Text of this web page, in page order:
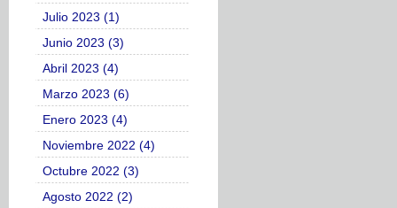
Julio 2023 (1)
Junio 2023 (3)
Abril 2023 (4)
Marzo 2023 (6)
Enero 2023 (4)
Noviembre 2022 (4)
Octubre 2022 (3)
Agosto 2022 (2)